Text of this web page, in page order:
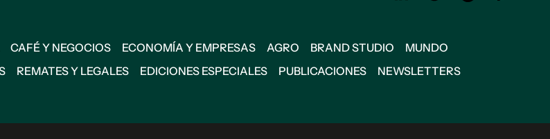
CAFÉ Y NEGOCIOS ECONOMÍA Y EMPRESAS AGRO BRAND STUDIO
MUNDO
REMATES Y LEGALES EDICIONES ESPECIALES PUBLICACIONES
NEWSLETTERS